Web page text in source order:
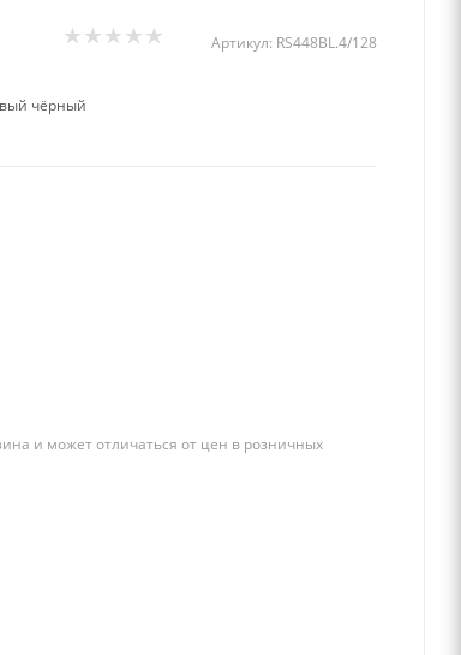
Артикул: RS448BL.4/128
чёрный
и может отличаться от цен в розничных